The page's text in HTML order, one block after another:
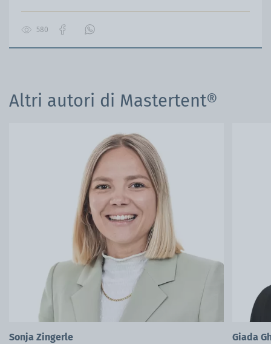
580
alla
Contattaci
su
Altri autori di Mastertent®
Sonja Zingerle
Giada